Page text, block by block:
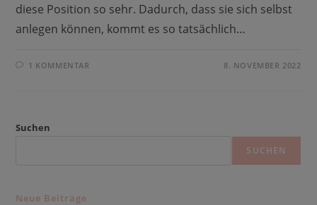
diese Position so sehr. Dadurch, dass sie sich selbst
anlegen können, kommt es so tatsächlich…
1 KOMMENTAR 8. NOVEMBER 2022
Suchen
SUCHEN
Neue Beiträge